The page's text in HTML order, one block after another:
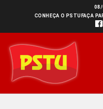
conteúdo
08/
CONHEÇA O PSTU FAÇA